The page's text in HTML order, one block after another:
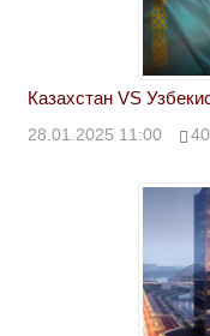
Казахстан VS
28.01.2025 11:00